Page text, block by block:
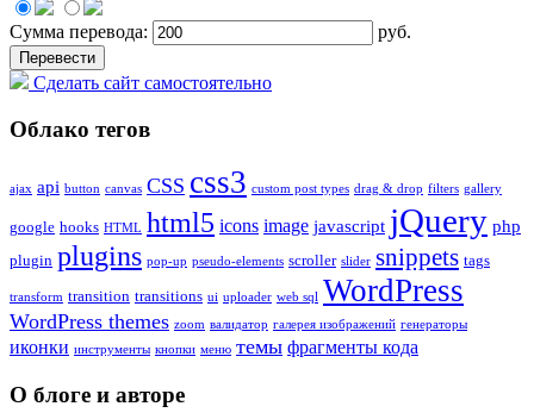
Сумма перевода: руб.
Сделать сайт самостоятельно
Облако тегов
ajax api button canvas CSS css3 custom post types drag & drop filters gallery
google hooks HTML html5 icons image javascript jQuery php
plugin plugins pop-up pseudo-elements scroller slider snippets tags
transform transition transitions ui uploader web sql WordPress
WordPress themes zoom валидатор галерея изображений генераторы
иконки инструменты кнопки меню темы фрагменты кода
О блоге и авторе